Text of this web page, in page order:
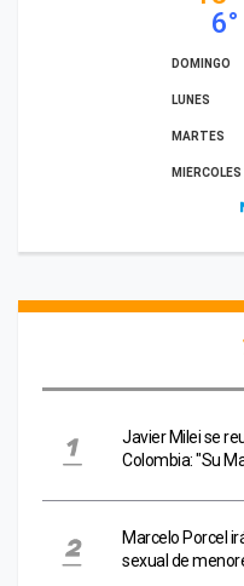
Javier Milei se
Colombia: "Su
Marcelo Porcel
sexual de